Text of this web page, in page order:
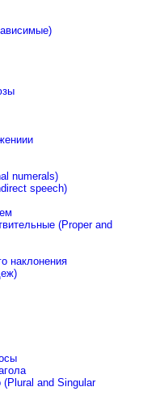
numerals)
speech)
(Proper and
наклонения
and Singular